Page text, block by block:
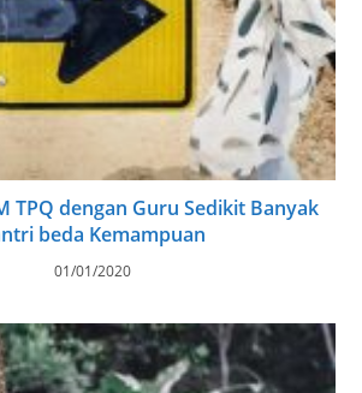
TPQ dengan Guru Sedikit Banyak
beda Kemampuan
01/01/2020